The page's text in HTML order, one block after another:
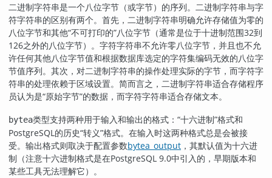
二进制字符串是一个八位字节（或字节）的序列。二进制字符串与字
符字符串的区别有两个。首先，二进制字符串明确允许存储值为零的
八位字节和其他“不可打印的”八位字节（通常是位于十进制范围32到
126之外的八位字节）。字符字符串不允许零八位字节，并且也不允
许任何其他八位字节值和根据数据库选定的字符集编码无效的八位字
节值序列。其次，对二进制字符串的操作处理实际的字节，而字符字
符串的处理依赖于区域设置。简而言之，二进制字符串适合存储程序
员认为是“原始字节”的数据，而字符字符串适合存储文本。
bytea类型支持两种用于输入和输出的格式： “十六进制”格式和
PostgreSQL的历史“转义”格式。在输入时这两种格式总是会被接
受。输出格式则取决于配置参数bytea_output ，其默认值为十六进
制（注意十六进制格式是在PostgreSQL 9.0中引入的，早期版本和
某些工具无法理解它）。